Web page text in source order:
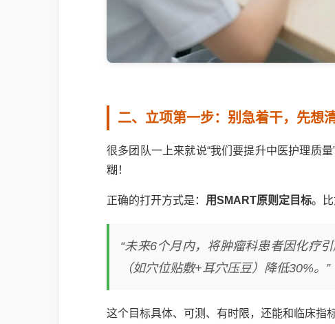
二、立项第一步：别急着干，先想
很多团队一上来就说“我们要提升中医护理质
糊！
正确的打开方式是： 用SMART原则定目标。比
“未来6个月内，将肿瘤科患者因化疗
（如穴位贴敷+耳穴压豆）降低30%。”
这个目标具体、可测、有时限，还能和临床指